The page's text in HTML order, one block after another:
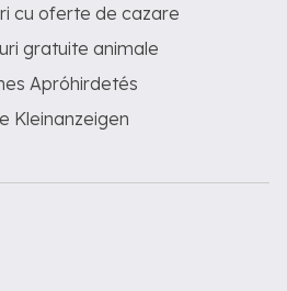
cu oferte de cazare
gratuite animale
Apróhirdetés
Kleinanzeigen